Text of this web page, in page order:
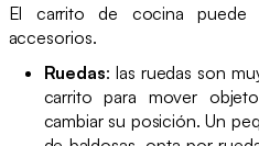
El carrito de cocina puede
accesorios.
Ruedas: las ruedas son
carrito para mover
cambiar su posición. Un